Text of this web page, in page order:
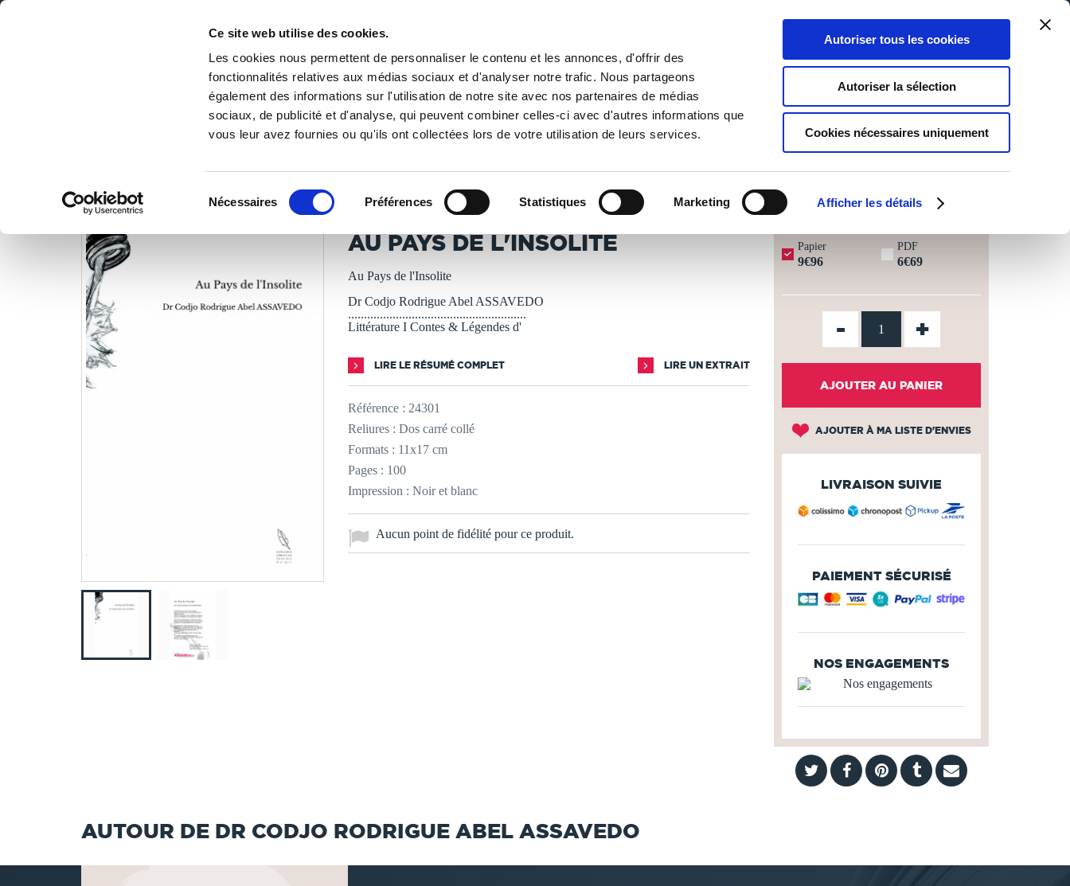
Ce site web utilise des cookies.
Les cookies nous permettent de personnaliser le contenu et les annonces, d'offrir des
fonctionnalités relatives aux médias sociaux et d'analyser notre trafic. Nous partageons
également des informations sur l'utilisation de notre site avec nos partenaires de médias
sociaux, de publicité et d'analyse, qui peuvent combiner celles-ci avec d'autres informations que
vous leur avez fournies ou qu'ils ont collectées lors de votre utilisation de leurs services.
Nécessaires Préférences Statistiques Marketing Afficher les détails
Autoriser tous les cookies
Autoriser la sélection
Cookies nécessaires uniquement
DE LA PAGE BLANCHE... AU BEST SELLER
0
Panier
0
Ma liste
Connexion
PUBLIER UN LIVRE LIBRAIRIE
/ Littérature / Contes & légendes / Au Pays de l'Insolite
LES LIVRES SONT IMPRIMÉS À LA DEMANDE - DÉLAI ACTUEL : 3 À 5 JOURS OUVRÉS ⏱️
Dr Codjo Rodrigue Abel ASSAVEDO
AU PAYS DE L'INSOLITE
Au Pays de l'Insolite
Dr Codjo Rodrigue Abel ASSAVEDO
........................................................
Littérature I Contes & Légendes d'
LIRE LE RÉSUMÉ COMPLET LIRE UN EXTRAIT
Référence : 24301
Reliures : Dos carré collé
Formats : 11x17 cm
Pages : 100
Impression : Noir et blanc
Aucun point de fidélité pour ce produit.
Papier
9€96
PDF
6€69
- +
AJOUTER AU PANIER
AJOUTER À MA LISTE D'ENVIES
LIVRAISON SUIVIE
PAIEMENT SÉCURISÉ
NOS ENGAGEMENTS
AUTOUR DE DR CODJO RODRIGUE ABEL ASSAVEDO